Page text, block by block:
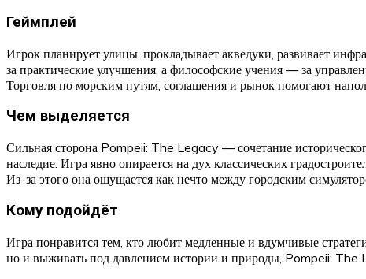
Геймплей
Игрок планирует улицы, прокладывает акведуки, развивает
за практические улучшения, а философские учения — за
Торговля по морским путям, соглашения и рынок помогают
Чем выделяется
Сильная сторона Pompeii: The Legacy — сочетание
наследие. Игра явно опирается на дух классических
Из-за этого она ощущается как нечто между городским
Кому подойдёт
Игра понравится тем, кто любит медленные и вдумчивые
но и выживать под давлением истории и природы, Pompeii: The